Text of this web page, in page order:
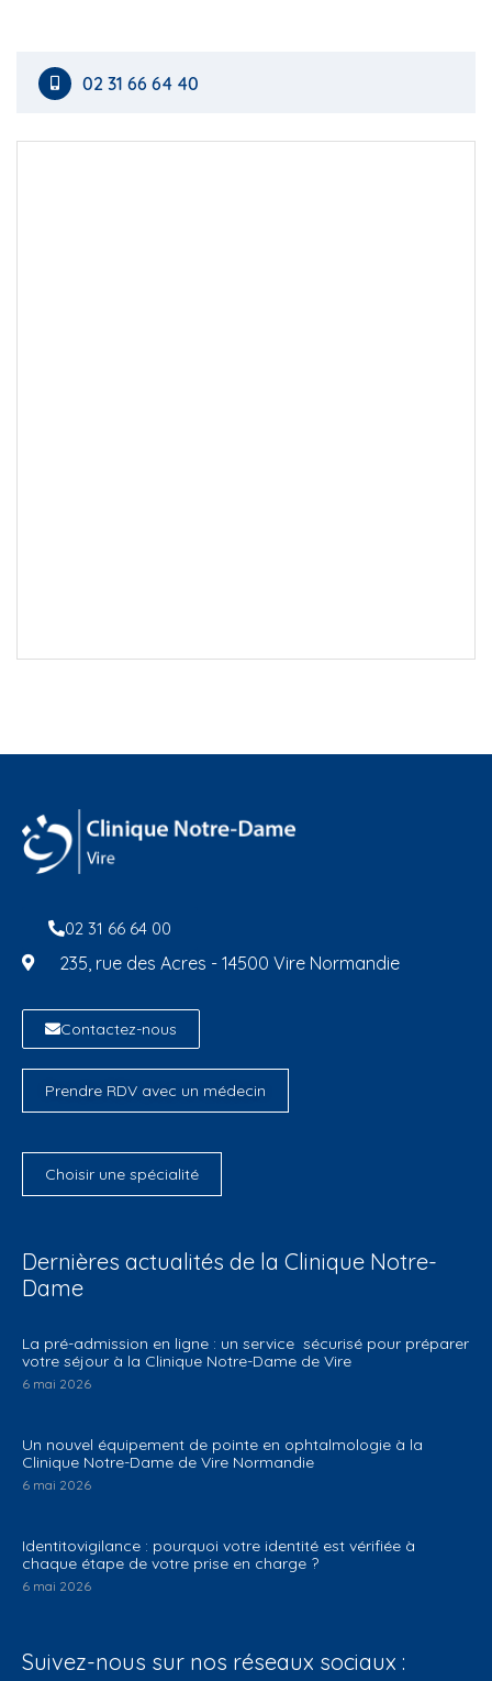
02 31 66 64 40
02 31 66 64 00
235, rue des Acres - 14500 Vire Normandie
Contactez-nous
Prendre RDV avec un médecin
Choisir une spécialité
Dernières actualités de la Clinique Notre-
Dame
La pré-admission en ligne : un service sécurisé pour préparer
votre séjour à la Clinique Notre-Dame de Vire
6 mai 2026
Un nouvel équipement de pointe en ophtalmologie à la
Clinique Notre-Dame de Vire Normandie
6 mai 2026
Identitovigilance : pourquoi votre identité est vérifiée à
chaque étape de votre prise en charge ?
6 mai 2026
Suivez-nous sur nos réseaux sociaux :